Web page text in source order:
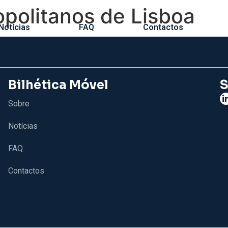
FAQ Contactos
de Lisboa
Bilhética Móvel
Sobre
Notícias
FAQ
Contactos